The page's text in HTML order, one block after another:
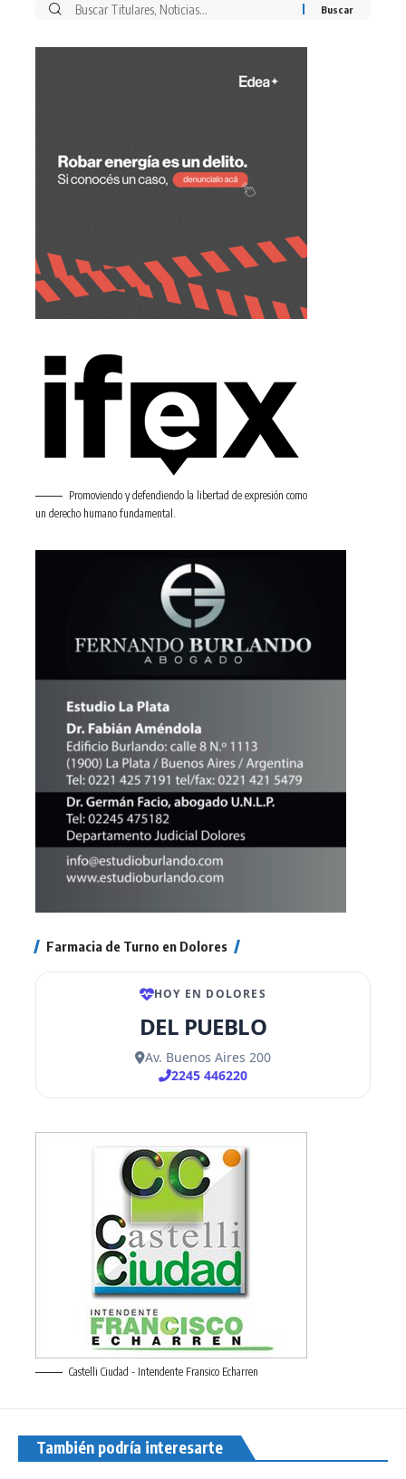
Buscar
Promoviendo y defendiendo la libertad de expresión como
un derecho humano fundamental.
Farmacia de Turno en Dolores
Castelli Ciudad - Intendente Fransico Echarren
También podría interesarte